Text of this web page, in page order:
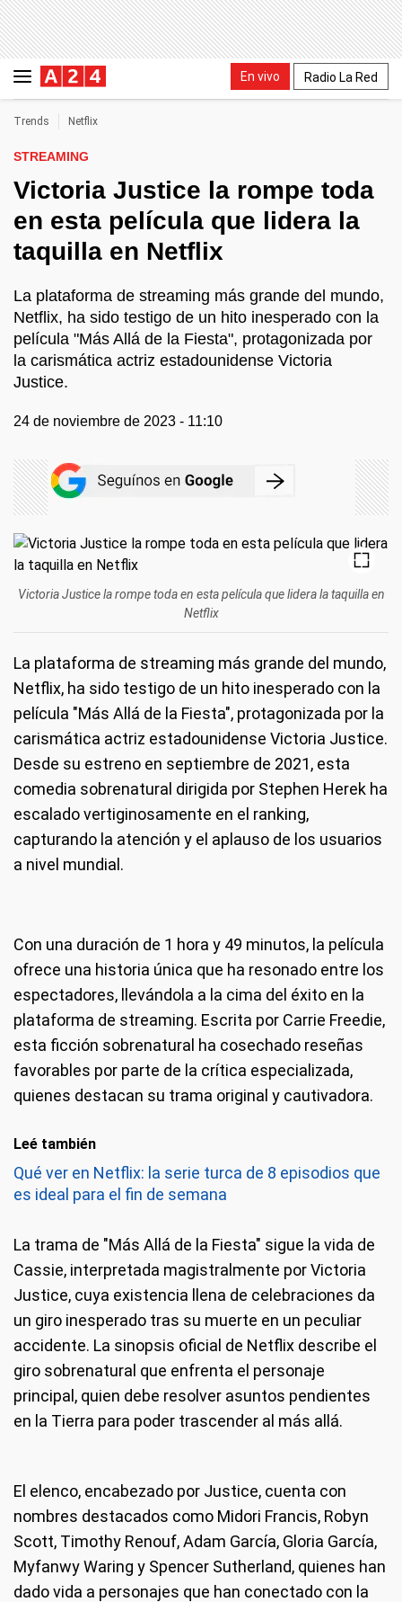
En vivo Radio La Red
Trends Netflix
STREAMING
Victoria Justice la rompe toda
en esta película que lidera la
taquilla en Netflix
La plataforma de streaming más grande del mundo,
Netflix, ha sido testigo de un hito inesperado con la
película "Más Allá de la Fiesta", protagonizada por
la carismática actriz estadounidense Victoria
Justice.
24 de noviembre de 2023 - 11:10
Victoria Justice la rompe toda en esta película que lidera la taquilla en
Netflix
La plataforma de streaming más grande del mundo,
Netflix, ha sido testigo de un hito inesperado con la
película "Más Allá de la Fiesta", protagonizada por la
carismática actriz estadounidense Victoria Justice.
Desde su estreno en septiembre de 2021, esta
comedia sobrenatural dirigida por Stephen Herek ha
escalado vertiginosamente en el ranking,
capturando la atención y el aplauso de los usuarios
a nivel mundial.
Con una duración de 1 hora y 49 minutos, la película
ofrece una historia única que ha resonado entre los
espectadores, llevándola a la cima del éxito en la
plataforma de streaming. Escrita por Carrie Freedie,
esta ficción sobrenatural ha cosechado reseñas
favorables por parte de la crítica especializada,
quienes destacan su trama original y cautivadora.
Leé también
Qué ver en Netflix: la serie turca de 8 episodios que
es ideal para el fin de semana
La trama de "Más Allá de la Fiesta" sigue la vida de
Cassie, interpretada magistralmente por Victoria
Justice, cuya existencia llena de celebraciones da
un giro inesperado tras su muerte en un peculiar
accidente. La sinopsis oficial de Netflix describe el
giro sobrenatural que enfrenta el personaje
principal, quien debe resolver asuntos pendientes
en la Tierra para poder trascender al más allá.
El elenco, encabezado por Justice, cuenta con
nombres destacados como Midori Francis, Robyn
Scott, Timothy Renouf, Adam García, Gloria García,
Myfanwy Waring y Spencer Sutherland, quienes han
dado vida a personajes que han conectado con la